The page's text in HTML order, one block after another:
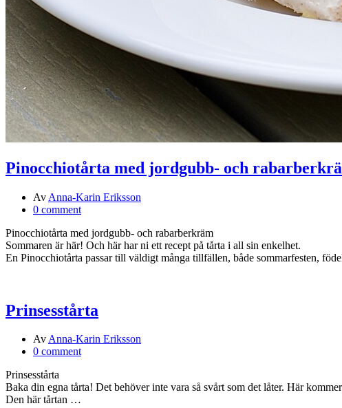
Pinocchiotårta med jordgubb- och
Av Anna-Karin Eriksson
0 comment
Pinocchiotårta med jordgubb- och rabarberkräm
Sommaren är här! Och här har ni ett recept på tårta i all sin enkelhet.
En Pinocchiotårta passar till väldigt många tillfällen, både sommarfesten,
Prinsesstårta
AvAnna-Karin Eriksson
0 comment
Prinsesstårta
Baka din egna tårta! Det behöver inte vara så svårt som det låter. Här
Den här tårtan …